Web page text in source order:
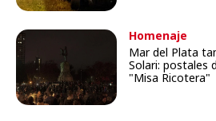
Homenaje
Mar del Plata
Solari: postales
"Misa Ricotera"